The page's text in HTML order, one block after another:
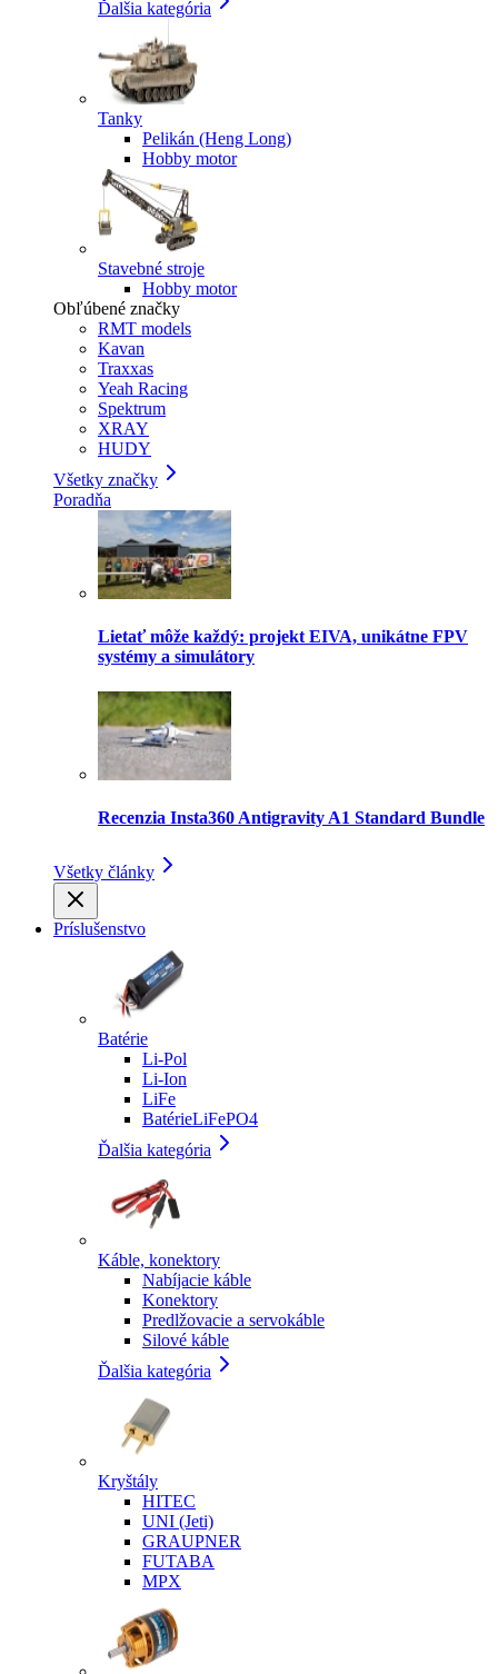
Ďalšia kategória
Tanky
Pelikán (Heng Long)
Hobby motor
Stavebné stroje
Hobby motor
Obľúbené značky
RMT models
Kavan
Traxxas
Yeah Racing
Spektrum
XRAY
HUDY
Všetky značky
Poradňa
Lietať môže každý: projekt EIVA, unikátne FPV
systémy a simulátory
Recenzia Insta360 Antigravity A1 Standard Bundle
Všetky články
Príslušenstvo
Batérie
Li-Pol
Li-Ion
LiFe
BatérieLiFePO4
Ďalšia kategória
Káble, konektory
Nabíjacie káble
Konektory
Predlžovacie a servokáble
Silové káble
Ďalšia kategória
Kryštály
HITEC
UNI (Jeti)
GRAUPNER
FUTABA
MPX